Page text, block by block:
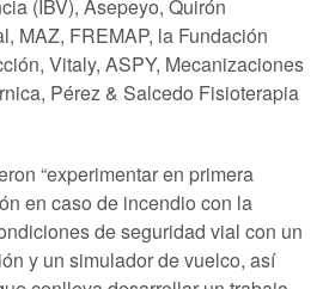
(IBV), Asepeyo, Quirón
MAZ, FREMAP, la Fundación
Vitaly, ASPY, Mecanizaciones
Pérez & Salcedo Fisioterapia
“experimentar en primera
en caso de incendio con la
de seguridad vial con un
y un simulador de vuelco, así